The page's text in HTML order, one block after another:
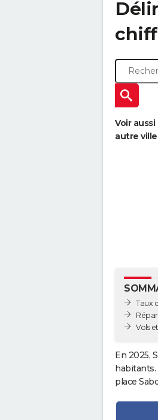
Voir aussi
autre ville
Taux
Vols
En 2025,
habitants.
place